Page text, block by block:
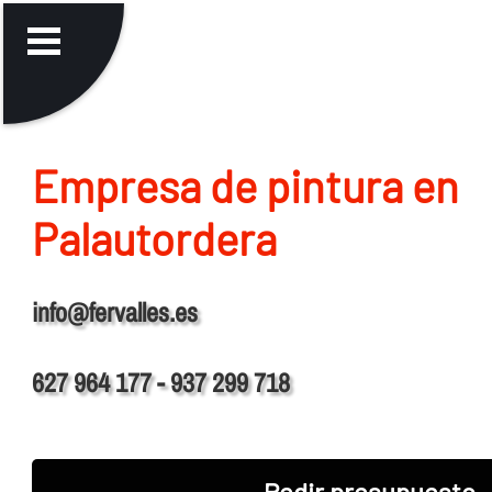
Empresa de pintura en
Palautordera
info@fervalles.es
627 964 177 - 937 299 718